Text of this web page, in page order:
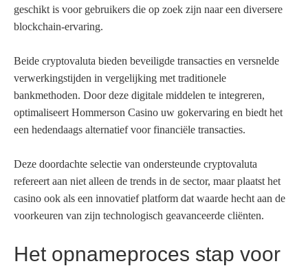
geschikt is voor gebruikers die op zoek zijn naar een diversere
blockchain-ervaring.
Beide cryptovaluta bieden beveiligde transacties en versnelde
verwerkingstijden in vergelijking met traditionele
bankmethoden. Door deze digitale middelen te integreren,
optimaliseert Hommerson Casino uw gokervaring en biedt het
een hedendaags alternatief voor financiële transacties.
Deze doordachte selectie van ondersteunde cryptovaluta
refereert aan niet alleen de trends in de sector, maar plaatst het
casino ook als een innovatief platform dat waarde hecht aan de
voorkeuren van zijn technologisch geavanceerde cliënten.
Het opnameproces stap voor